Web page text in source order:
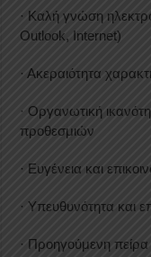
· Καλή γνώση
Outlook, Internet)
· Ακεραιότητα
· Οργανωτική
προθεσμιών
· Ευγένεια και
· Υπευθυνότητα και
· Προηγούμενη